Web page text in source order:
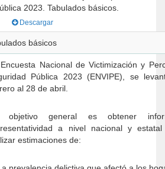
2023. Tabulados básicos.
Descargar
básicos
Nacional de Victimización y
Pública 2023 (ENVIPE), se
al 28 de abril.
objetivo general es obtener
a nivel nacional y
estimaciones de: